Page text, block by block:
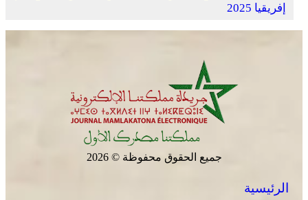
إفريقيا 2025
جميع الحقوق محفوظة © 2026
الرئيسية